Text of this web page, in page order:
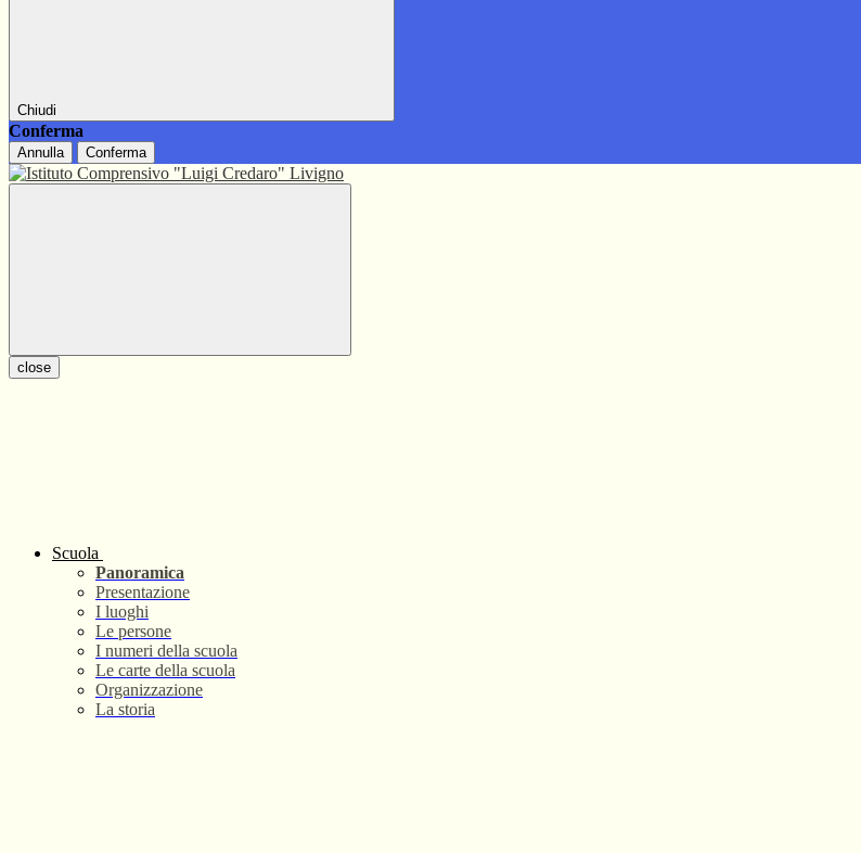
Chiudi
Conferma
Annulla Conferma
close
Scuola
Panoramica
Presentazione
I luoghi
Le persone
I numeri della scuola
Le carte della scuola
Organizzazione
La storia